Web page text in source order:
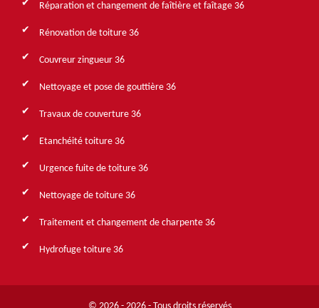
Réparation et changement de faîtière et faîtage 36
Rénovation de toiture 36
Couvreur zingueur 36
Nettoyage et pose de gouttière 36
Travaux de couverture 36
Etanchéité toiture 36
Urgence fuite de toiture 36
Nettoyage de toiture 36
Traitement et changement de charpente 36
Hydrofuge toiture 36